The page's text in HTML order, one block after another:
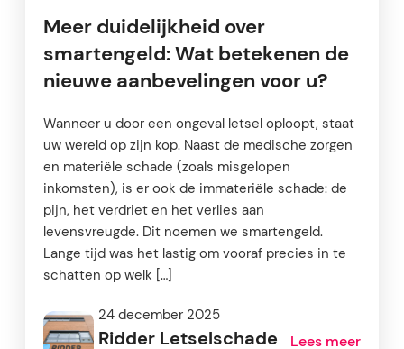
Meer duidelijkheid over
smartengeld: Wat betekenen de
nieuwe aanbevelingen voor u?
Wanneer u door een ongeval letsel oploopt, staat
uw wereld op zijn kop. Naast de medische zorgen
en materiële schade (zoals misgelopen
inkomsten), is er ook de immateriële schade: de
pijn, het verdriet en het verlies aan
levensvreugde. Dit noemen we smartengeld.
Lange tijd was het lastig om vooraf precies in te
schatten op welk […]
24 december 2025
Ridder Letselschade Lees meer